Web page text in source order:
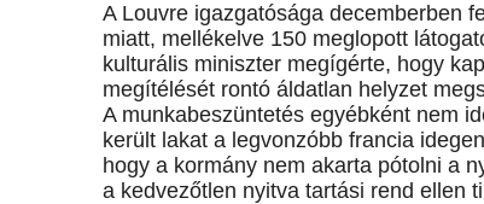
A Louvre igazgatósága decemberben
miatt, mellékelve 150 meglopott
kulturális miniszter megígérte, hogy
megítélését rontó áldatlan helyzet
A munkabeszüntetés egyébként nem
került lakat a legvonzóbb francia
hogy a kormány nem akarta pótolni a
a kedvezőtlen nyitva tartási rend ellen